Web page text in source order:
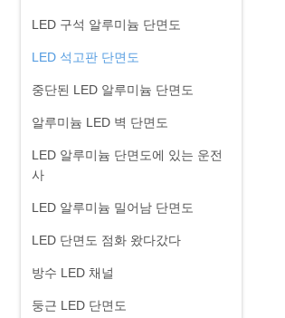
LED 구석 알루미늄 단면도
LED 석고판 단면도
중단된 LED 알루미늄 단면도
알루미늄 LED 벽 단면도
LED 알루미늄 단면도에 있는 운전
사
LED 알루미늄 밀어남 단면도
LED 단면도 점화 왔다갔다
방수 LED 채널
둥근 LED 단면도